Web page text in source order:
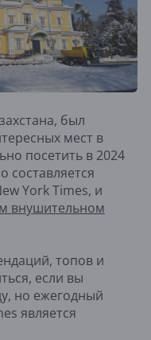
был
мест в
посетить в 2024
составляется
York Times, и
внушительном
топов и
если вы
но ежегодный
является